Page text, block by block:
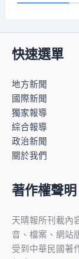
快速選單
地方新聞
國際新聞
獨家報導
綜合報導
政治新聞
關於我們
著作權聲明
天晴報所刊載內
音、檔案、網站
受到中華民國著